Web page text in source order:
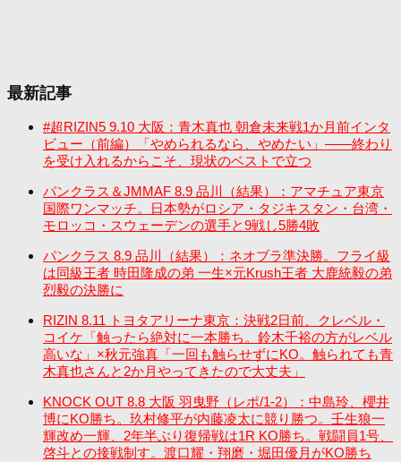
最新記事
#超RIZIN5 9.10 大阪：青木真也 朝倉未来戦1か月前インタ
ビュー（前編）「やめられるなら、やめたい」――終わり
を受け入れるからこそ、現状のベストで立つ
パンクラス＆JMMAF 8.9 品川（結果）：アマチュア東京
国際ワンマッチ。日本勢がロシア・タジキスタン・台湾・
モロッコ・スウェーデンの選手と9戦し5勝4敗
パンクラス 8.9 品川（結果）：ネオブラ準決勝。フライ級
は同級王者 時田隆成の弟 一生×元Krush王者 大鹿統毅の弟
烈毅の決勝に
RIZIN 8.11 トヨタアリーナ東京：決戦2日前、クレベル・
コイケ「触ったら絶対に一本勝ち。鈴木千裕の方がレベル
高いな」×秋元強真「一回も触らせずにKO。触られても青
木真也さんと2か月やってきたので大丈夫」
KNOCK OUT 8.8 大阪 羽曳野（レポ/1-2）：中島玲、櫻井
博にKO勝ち。玖村修平が内藤凌太に競り勝つ。壬生狼一
輝改め一輝、2年半ぶり復帰戦は1R KO勝ち。戦闘員1号、
啓斗との接戦制す。渡口耀・翔磨・堀田優月がKO勝ち